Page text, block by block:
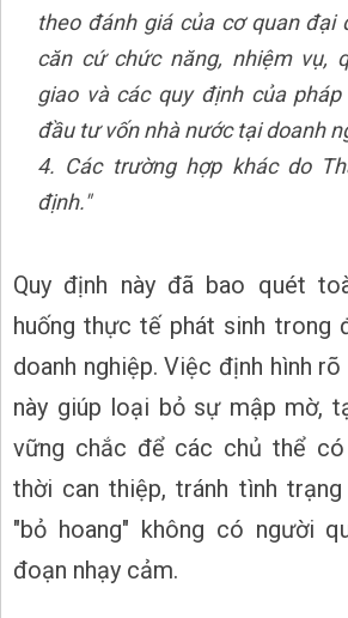
theo đánh giá của cơ quan đại
căn cứ chức năng, nhiệm vụ,
giao và các quy định của
đầu tư vốn nhà nước tại doanh
4. Các trường hợp khác do
định."
Quy định này đã bao quét
huống thực tế phát sinh trong
doanh nghiệp. Việc định hình
này giúp loại bỏ sự mập mờ,
vững chắc để các chủ thể
thời can thiệp, tránh tình
"bỏ hoang" không có người
đoạn nhạy cảm.